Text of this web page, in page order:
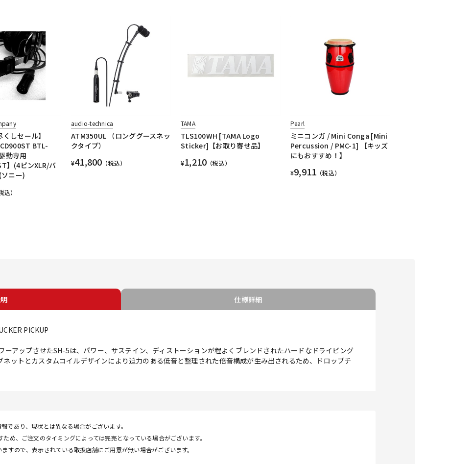
くしセール】
BTL-
動専用
】(4ピンXLR/バ
ニー)
込）
audio-technica
ATM350UL （ロンググースネッ
クタイプ）
¥41,800 （税込）
TAMA
TLS100WH [TAMA Logo
Sticker]【お取り寄せ品】
¥1,210 （税込）
Pearl
ミニコンガ / Mini Conga [Mini
Percussion / PMC-1] 【キッズ
にもおすすめ！】
¥9,911 （税込）
仕様詳細
PICKUP
ーアップさせたSH-5は、パワー、サステイン、ディストーションが程よくブレンドされたハードなドライビング
ットとカスタムコイルデザインにより迫力のある低音と整理された倍音構成が生み出されるため、ドロップチ
であり、現状とは異なる場合がございます。
め、ご注文のタイミングによっては完売となっている場合がございます。
すので、表示されている取扱店舗にご用意が無い場合がございます。